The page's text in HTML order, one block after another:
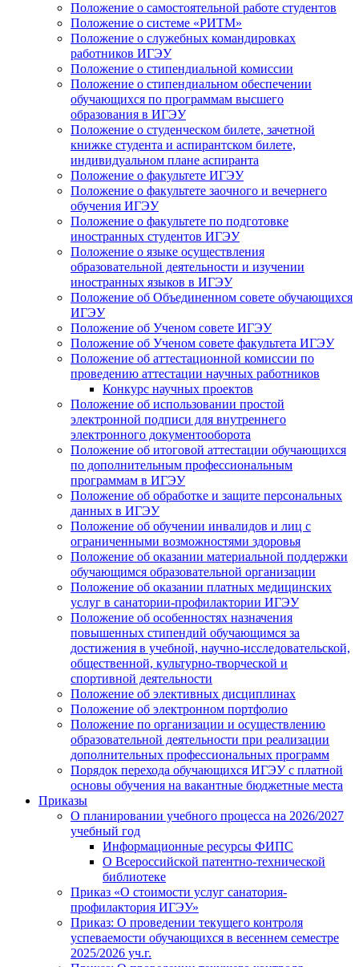
Положение о самостоятельной работе студентов
Положение о системе «РИТМ»
Положение о служебных командировках
работников ИГЭУ
Положение о стипендиальной комиссии
Положение о стипендиальном обеспечении
обучающихся по программам высшего
образования в ИГЭУ
Положение о студенческом билете, зачетной
книжке студента и аспирантском билете,
индивидуальном плане аспиранта
Положение о факультете ИГЭУ
Положение о факультете заочного и вечернего
обучения ИГЭУ
Положение о факультете по подготовке
иностранных студентов ИГЭУ
Положение о языке осуществления
образовательной деятельности и изучении
иностранных языков в ИГЭУ
Положение об Объединенном совете обучающихся
ИГЭУ
Положение об Ученом совете ИГЭУ
Положение об Ученом совете факультета ИГЭУ
Положение об аттестационной комиссии по
проведению аттестации научных работников
Конкурс научных проектов
Положение об использовании простой
электронной подписи для внутреннего
электронного документооборота
Положение об итоговой аттестации обучающихся
по дополнительным профессиональным
программам в ИГЭУ
Положение об обработке и защите персональных
данных в ИГЭУ
Положение об обучении инвалидов и лиц с
ограниченными возможностями здоровья
Положение об оказании материальной поддержки
обучающимся образовательной организации
Положение об оказании платных медицинских
услуг в санатории-профилактории ИГЭУ
Положение об особенностях назначения
повышенных стипендий обучающимся за
достижения в учебной, научно-исследовательской,
общественной, культурно-творческой и
спортивной деятельности
Положение об элективных дисциплинах
Положение об электронном портфолио
Положение по организации и осуществлению
образовательной деятельности при реализации
дополнительных профессиональных программ
Порядок перехода обучающихся ИГЭУ с платной
основы обучения на вакантные бюджетные места
Приказы
О планировании учебного процесса на 2026/2027
учебный год
Информационные ресурсы ФИПС
О Всероссийской патентно-технической
библиотеке
Приказ «О стоимости услуг санатория-
профилактория ИГЭУ»
Приказ: О проведении текущего контроля
успеваемости обучающихся в весеннем семестре
2025/2026 уч.г.